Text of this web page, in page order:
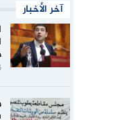
آخر الأخبار
5